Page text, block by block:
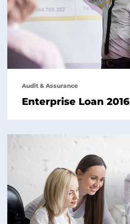
Audit & Assurance
Enterprise Loan 2016